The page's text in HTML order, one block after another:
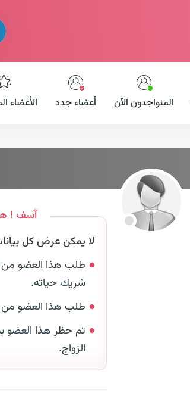
المتواجدون الآن أعضاء جدد الأعضاء
آسف !
لا يمكن عرض كل
طلب هذا العضو من
شريك حياته.
طلب هذا العضو
تم حظر هذا العضو
الزواج.